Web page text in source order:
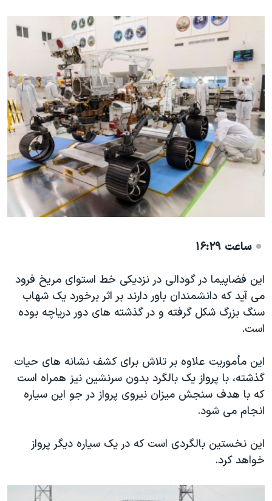
ساعت ۱۶:۲۹
این فضاپیما در گودالی در نزدیکی خط استوای مریخ فرود
می آید که دانشمندان باور دارند بر اثر برخورد یک شهاب
سنگ بزرگ شکل گرفته و در گذشته های دور دریاچه بوده
است.
این مأموریت علاوه بر تلاش برای کشف نشانه های حیات
گذشته، با پرواز یک بالگرد بدون سرنشین ‌نیز همراه است
که با هدف سنجش میزان نیروی پرواز در جو این سیاره
انجام می شود.
این‌ نخستین بالگردی است که در یک سیاره دیگر پرواز
خواهد کرد.